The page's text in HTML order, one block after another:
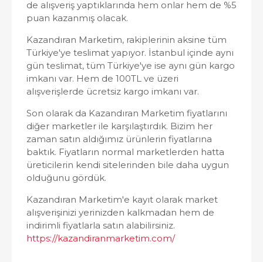
de alışveriş yaptıklarında hem onlar hem de %5
puan kazanmış olacak.
Kazandıran Marketim, rakiplerinin aksine tüm
Türkiye'ye teslimat yapıyor. İstanbul içinde aynı
gün teslimat, tüm Türkiye'ye ise aynı gün kargo
imkanı var. Hem de 100TL ve üzeri
alışverişlerde ücretsiz kargo imkanı var.
Son olarak da Kazandıran Marketim fiyatlarını
diğer marketler ile karşılaştırdık. Bizim her
zaman satın aldığımız ürünlerin fiyatlarına
baktık. Fiyatların normal marketlerden hatta
üreticilerin kendi sitelerinden bile daha uygun
olduğunu gördük.
Kazandıran Marketim'e kayıt olarak market
alışverişinizi yerinizden kalkmadan hem de
indirimli fiyatlarla satın alabilirsiniz.
https://kazandiranmarketim.com/